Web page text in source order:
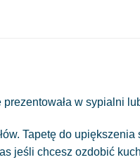
w sypialni
Tapetę do
jeśli chcesz ozdobić